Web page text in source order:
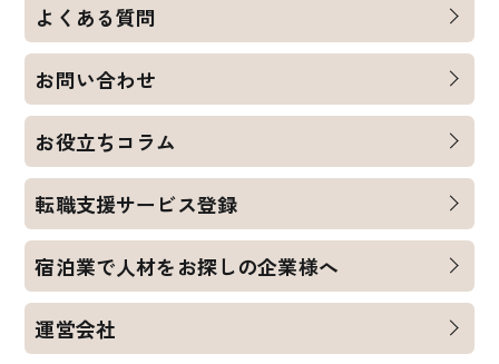
よくある質問
お問い合わせ
お役立ちコラム
転職支援サービス登録
宿泊業で人材をお探しの企業様へ
運営会社